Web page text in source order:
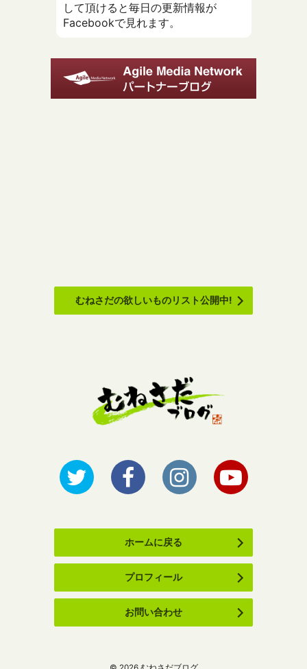
して頂けると毎日の更新情報が
Facebookで見れます。
むねさだの欲しいものリスト公開中!
ホームに戻る
プロフィール
お問い合わせ